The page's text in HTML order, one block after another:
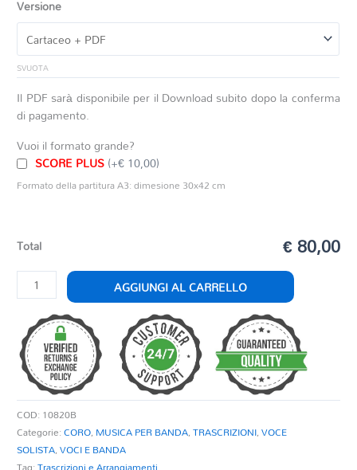
Versione
SVUOTA
Il PDF sarà disponibile per il Download subito dopo la conferma
di pagamento.
Vuoi il formato grande?
SCORE PLUS(+€ 10,00)
Formato della partitura A3: dimesione 30x42 cm
Total € 80,00
HABANERA
quantità
AGGIUNGI AL CARRELLO
COD: 10820B
Categorie:CORO, MUSICA PER BANDA,TRASCRIZIONI,VOCE
SOLISTA,VOCI E BANDA